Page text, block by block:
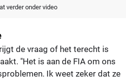
verder onder video
de vraag of het terecht is
"Het is aan de FIA om ons
Ik weet zeker dat ze